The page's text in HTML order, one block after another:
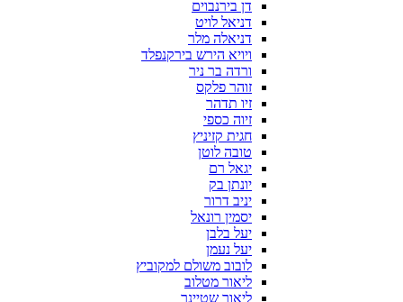
דן בירנבוים
דניאל לויט
דניאלה מלר
ויויא הירש בירקנפלד
ורדה בר ניר
זוהר פלקס
זיו תדהר
זיוה כספי
חגית קזיניץ
טובה לוטן
יגאל רם
יונתן בק
יניב דרור
יסמין רונאל
יעל בלבן
יעל נעמן
לובוב משולם למקוביץ
ליאור מטלוב
ליאור שטיינר